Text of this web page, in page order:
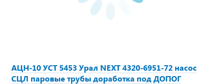
АЦН-10 УСТ 5453 Урал NEXT 4320-6951-72 насос
СЦЛ паровые трубы доработка под ДОПОГ